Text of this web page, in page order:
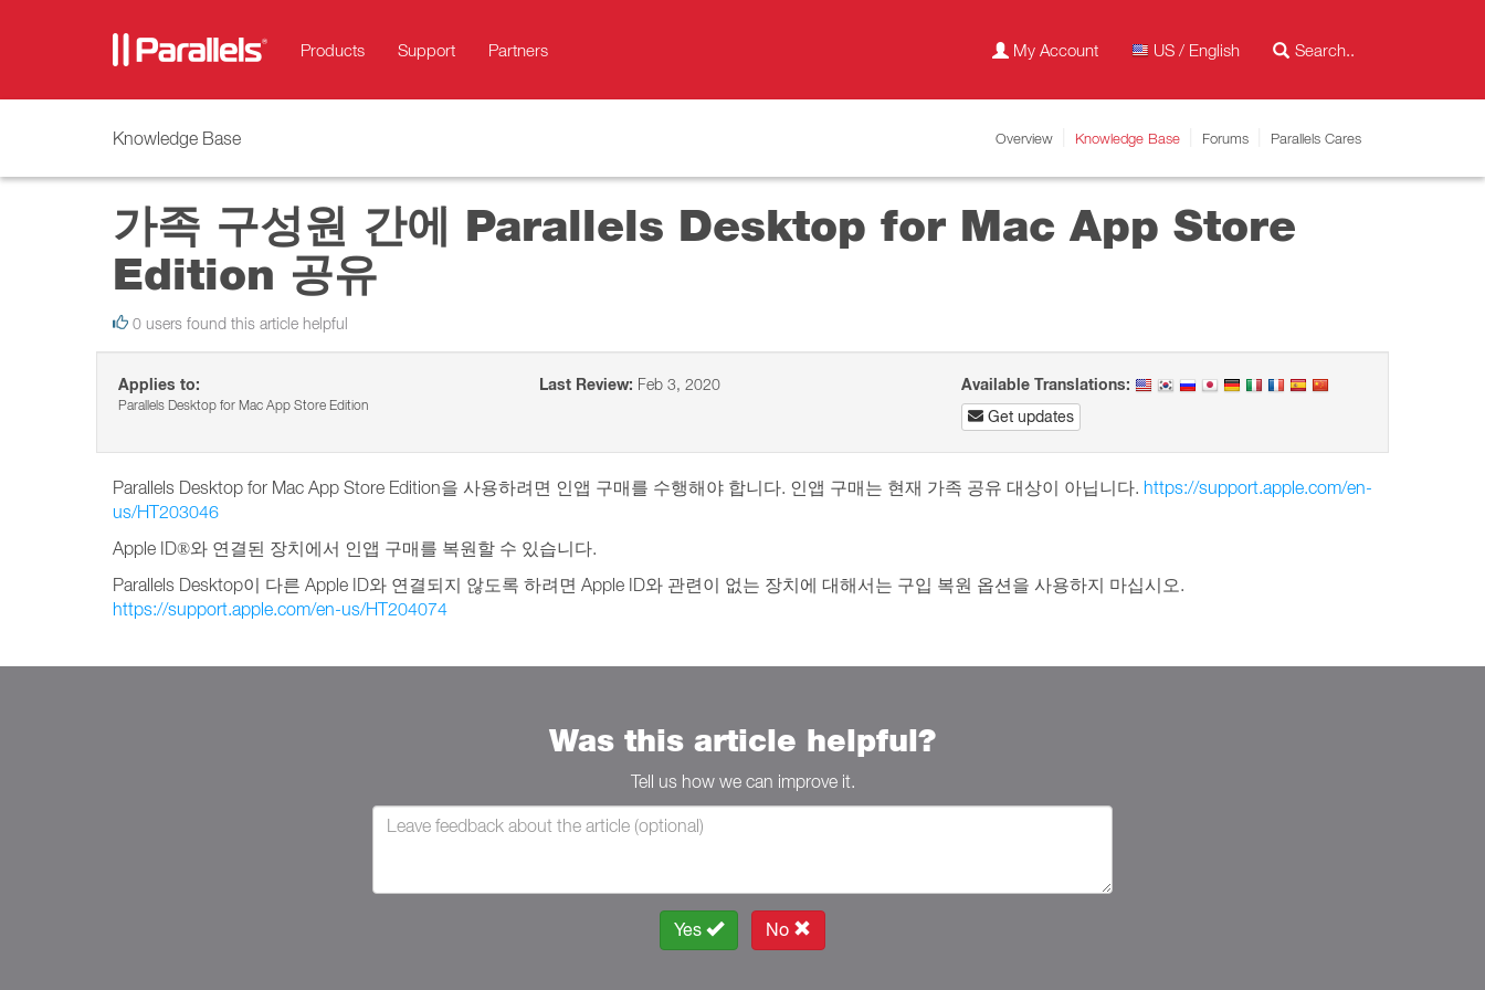
Products Support Partners My Account US / English
Knowledge Base Overview Knowledge Base Forums Parallels Cares
가족 구성원 간에 Parallels Desktop for Mac App Store
Edition 공유
0 users found this article helpful
Applies to:
Parallels Desktop for Mac App Store Edition
Last Review: Feb 3, 2020
Available Translations:
Get updates
Parallels Desktop for Mac App Store Edition을 사용하려면 인앱 구매를 수행해야 합니다. 인앱 구매는 현재 가족 공유 대상이 아닙니다. https://support.apple.com/en-
us/HT203046
Apple ID®와 연결된 장치에서 인앱 구매를 복원할 수 있습니다.
Parallels Desktop이 다른 Apple ID와 연결되지 않도록 하려면 Apple ID와 관련이 없는 장치에 대해서는 구입 복원 옵션을 사용하지 마십시오.
https://support.apple.com/en-us/HT204074
Was this article helpful?
Tell us how we can improve it.
Yes No